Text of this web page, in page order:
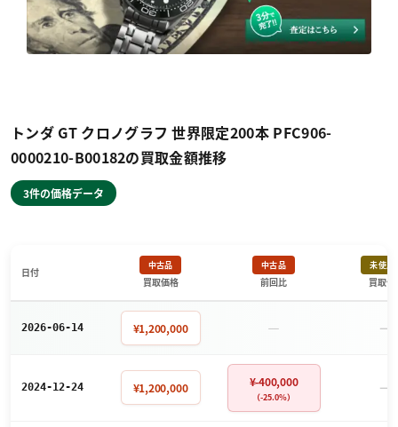
トンダ GT クロノグラフ 世界限定200本 PFC906-
0000210-B00182の買取金額推移
3件の価格データ
日付
中古品
買取価格
中古品
前回比
未使用
買取価
2026-06-14 ¥1,200,000 － －
2024-12-24 ¥1,200,000 ¥-400,000
（-25.0%） －